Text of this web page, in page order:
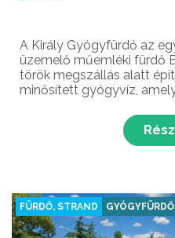
A Király Gyógyfürdő az
üzemelő műemléki fürdő
török megszállás alatt
minősített gyógyvíz,
utáni rehabilitációra.
FÜRDŐ, STRAND GYÓGYFÜRDŐ